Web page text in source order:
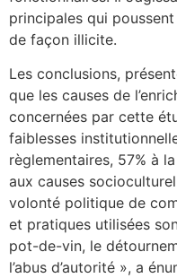
principales qui
de façon illicite.
Les conclusions,
que les causes de
concernées par cette
faiblesses
règlementaires, 57% à
aux causes
volonté politique de
et pratiques utilisées
pot-de-vin, le
l’abus d’autorité », a